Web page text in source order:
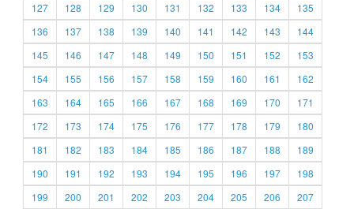
127
128 129 130 131 132 133 134
135
136
137 138 139 140 141 142 143
144
145
146 147 148 149 150 151 152
153
154
155 156 157 158 159 160 161
162
163
164 165 166 167 168 169 170
171
172
173 174 175 176 177 178 179
180
181
182 183 184 185 186 187 188
189
190
191 192 193 194 195 196 197
198
199
200 201 202 203 204 205 206
207